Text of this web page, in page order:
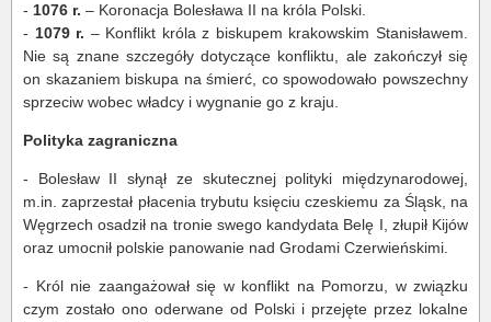
- 1076 r. – Koronacja Bolesława II na króla Polski.
- 1079 r. – Konflikt króla z biskupem krakowskim Stanisławem.
Nie są znane szczegóły dotyczące konfliktu, ale zakończył się
on skazaniem biskupa na śmierć, co spowodowało powszechny
sprzeciw wobec władcy i wygnanie go z kraju.
Polityka zagraniczna
- Bolesław II słynął ze skutecznej polityki międzynarodowej,
m.in. zaprzestał płacenia trybutu księciu czeskiemu za Śląsk, na
Węgrzech osadził na tronie swego kandydata Belę I, złupił Kijów
oraz umocnił polskie panowanie nad Grodami Czerwieńskimi.
- Król nie zaangażował się w konflikt na Pomorzu, w związku
czym zostało ono oderwane od Polski i przejęte przez lokalne